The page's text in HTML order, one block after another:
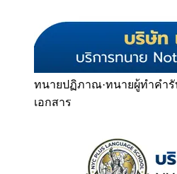
ทนายปฏิภาณ·ทนายผู้ทำคำ
เอกสาร